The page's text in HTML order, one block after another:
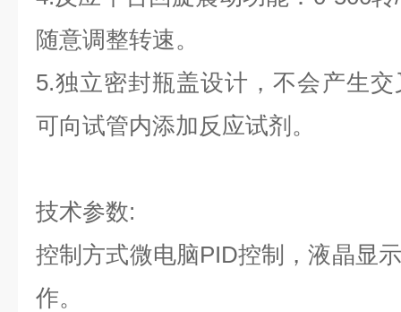
随意调整转速。
5.独立密封瓶盖设计，不会产生
可向试管内添加反应试剂。
技术参数:
控制方式微电脑PID控制，液晶显
作。